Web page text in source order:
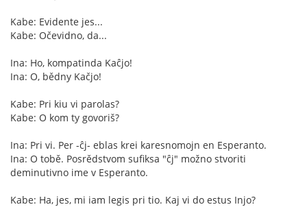
Kabe: Evidente jes...
Kabe: Očevidno, da...
Ina: Ho, kompatinda Kaĉjo!
Ina: O, bědny Kačjo!
Kabe: Pri kiu vi parolas?
Kabe: O kom ty govoriš?
Ina: Pri vi. Per -ĉj- eblas krei karesnomojn en Esperanto.
Ina: O tobě. Posrědstvom sufiksa "ĉj" možno stvoriti
deminutivno ime v Esperanto.
Kabe: Ha, jes, mi iam legis pri tio. Kaj vi do estus Injo?